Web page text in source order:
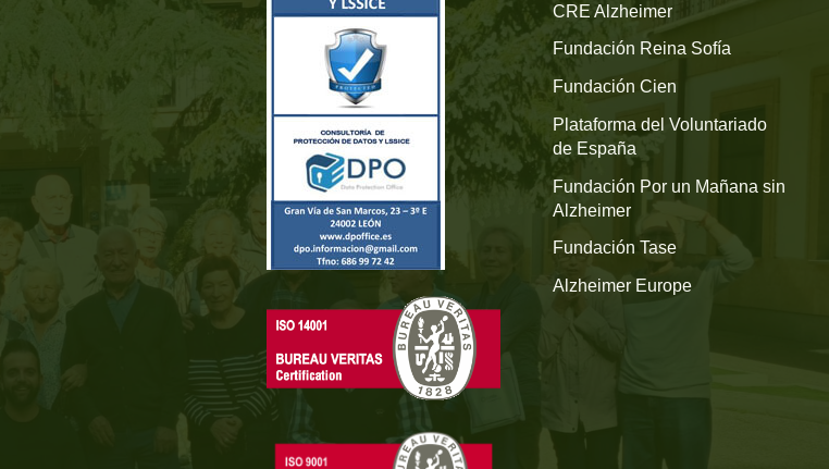
CRE Alzheimer
Fundación Reina Sofía
Fundación Cien
Plataforma del Voluntariado
de España
Fundación Por un Mañana sin
Alzheimer
Fundación Tase
Alzheimer Europe